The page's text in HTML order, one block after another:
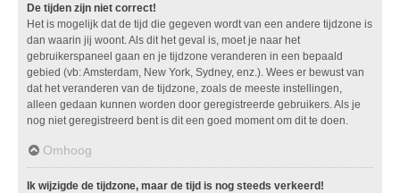
De tijden zijn niet correct!
Het is mogelijk dat de tijd die gegeven wordt van een andere tijdzone is
dan waarin jij woont. Als dit het geval is, moet je naar het
gebruikerspaneel gaan en je tijdzone veranderen in een bepaald
gebied (vb: Amsterdam, New York, Sydney, enz.). Wees er bewust van
dat het veranderen van de tijdzone, zoals de meeste instellingen,
alleen gedaan kunnen worden door geregistreerde gebruikers. Als je
nog niet geregistreerd bent is dit een goed moment om dit te doen.
Omhoog
Ik wijzigde de tijdzone, maar de tijd is nog steeds verkeerd!